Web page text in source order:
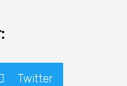
Twitter